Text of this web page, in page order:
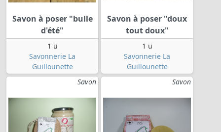
Savon à poser "bulle
d'été"
1 u
Savonnerie La
Guillounette
Savon à poser "doux
tout doux"
1 u
Savonnerie La
Guillounette
Savon
Savon